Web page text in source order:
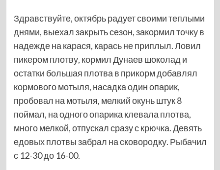
Здравствуйте, октябрь радует своими теплыми
днями, выехал закрыть сезон, закормил точку в
надежде на карася, карась не приплыл. Ловил
пикером плотву, кормил Дунаев шоколад и
остатки большая плотва в прикорм добавлял
кормового мотыля, насадка один опарик,
пробовал на мотыля, мелкий окунь штук 8
поймал, на одного опарика клевала плотва,
много мелкой, отпускал сразу с крючка. Девять
едовых плотвы забрал на сковородку. Рыбачил
с 12-30 до 16-00.